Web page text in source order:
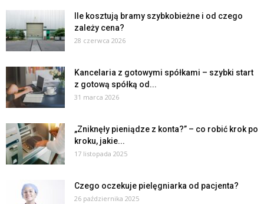
Ile kosztują bramy szybkobieżne i od czego
zależy cena?
28 czerwca 2026
Kancelaria z gotowymi spółkami – szybki start
z gotową spółką od...
31 marca 2026
„Zniknęły pieniądze z konta?” – co robić krok po
kroku, jakie...
17 listopada 2025
Czego oczekuje pielęgniarka od pacjenta?
26 października 2025